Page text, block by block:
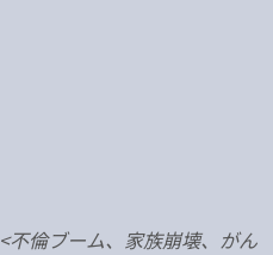
<不倫ブーム、家族崩壊、がん